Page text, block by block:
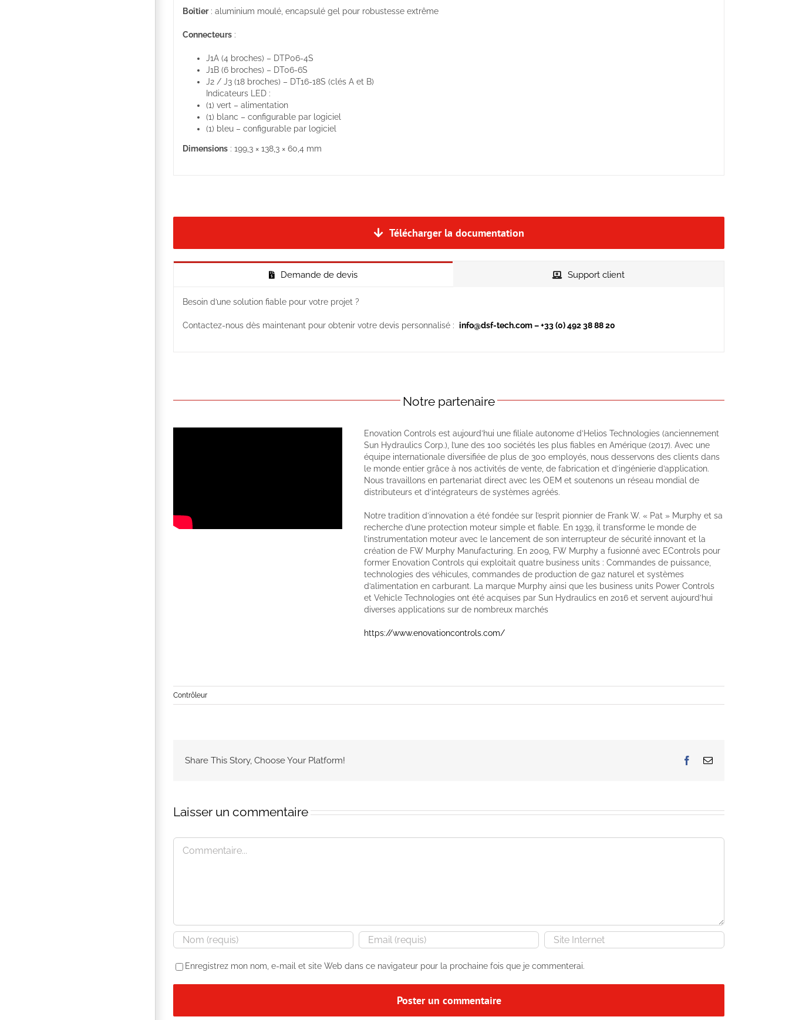
Boîtier: aluminium moulé, encapsulé gel pour robustesse extrême
Connecteurs:
J1A (4 broches) – DTP06-4S
J1B (6 broches) – DT06-6S
J2 / J3 (18 broches) – DT16-18S (clés A et B)
Indicateurs LED :
(1) vert – alimentation
(1) blanc – configurable par logiciel
(1) bleu – configurable par logiciel
Dimensions: 199,3 × 138,3 × 60,4 mm
Télécharger la documentation
Demande de devis Support client
Besoin d’une solution fiable pour votre projet ?
Contactez-nous dès maintenant pour obtenir votre devis personnalisé : info@dsf-tech.com – +33 (0) 492 38 88 20
Notre partenaire
Enovation Controls est aujourd’hui une filiale autonome d’Helios Technologies (anciennement
Sun Hydraulics Corp.), l’une des 100 sociétés les plus fiables en Amérique (2017). Avec une
équipe internationale diversifiée de plus de 300 employés, nous desservons des clients dans
le monde entier grâce à nos activités de vente, de fabrication et d’ingénierie d’application.
Nous travaillons en partenariat direct avec les OEM et soutenons un réseau mondial de
distributeurs et d’intégrateurs de systèmes agréés.
Notre tradition d’innovation a été fondée sur l’esprit pionnier de Frank W. « Pat » Murphy et sa
recherche d’une protection moteur simple et fiable. En 1939, il transforme le monde de
l’instrumentation moteur avec le lancement de son interrupteur de sécurité innovant et la
création de FW Murphy Manufacturing. En 2009, FW Murphy a fusionné avec EControls pour
former Enovation Controls qui exploitait quatre business units : Commandes de puissance,
technologies des véhicules, commandes de production de gaz naturel et systèmes
d’alimentation en carburant. La marque Murphy ainsi que les business units Power Controls
et Vehicle Technologies ont été acquises par Sun Hydraulics en 2016 et servent aujourd’hui
diverses applications sur de nombreux marchés
https://www.enovationcontrols.com/
Contrôleur
Share This Story, Choose Your Platform! Facebook
Email
Laisser un commentaire
Commentaire
Enregistrez mon nom, e-mail et site Web dans ce navigateur pour la prochaine fois que je commenterai.